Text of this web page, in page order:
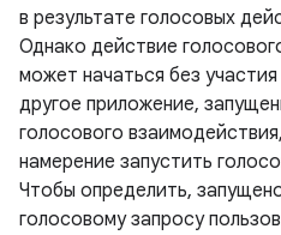
в результате голосовых
Однако действие
может начаться без
другое приложение,
голосового
намерение запустить
Чтобы определить,
голосовому запросу